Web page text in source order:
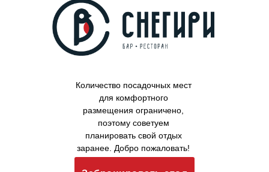
Количество посадочных мест
для комфортного
размещения ограничено,
поэтому советуем
планировать свой отдых
заранее. Добро пожаловать!